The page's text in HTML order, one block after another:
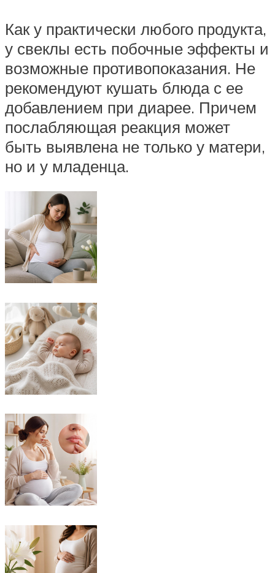
Как у практически любого продукта,
у свеклы есть побочные эффекты и
возможные противопоказания. Не
рекомендуют кушать блюда с ее
добавлением при диарее. Причем
послабляющая реакция может
быть выявлена не только у матери,
но и у младенца.